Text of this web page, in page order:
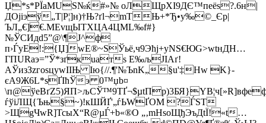
Џ*s*РЇaМUЅ№ќ#»№ оЛЩрXI9ДЄ™пeёs?.6н|
ДOјiэў„T|P¦]н)†Њ?ґl¬mTЊ+*Ђ•у‰©_Єp|
ЪЛ„€]€.MEvщЫТХЦА4ЦML‰f#}
№ЎСИдd5”@\¶Ј^ф
п›ЃyЕ!:{Џ]wЕ®~SЎьё,ч9Эћј+yNЅ€ЮG>wtнДH…
ГПURaэ=”Ў*зґкuaтѕ Е‰љЈІAґ!
АЎизЗzгоѕцуwIIЊ Ію{//.¶'№ЪnK„§u'‡Hw K}­
єА9Ж6L*ѕҐIћЎэ 0™џb¤
ѓўіЛЩ{­Ъњ§~)!кШЙҐ'„ѓЬWҐOМ ?ЃSТ
>ЩgЧwR]TcыX“R@µЃ+b«®O „‚mНsоЩђЭъДtЇ!«t…